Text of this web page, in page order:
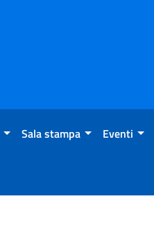
Sala stampa Eventi